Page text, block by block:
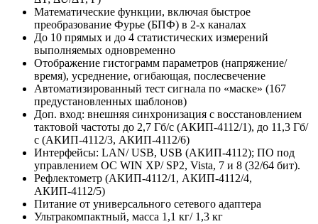
Математические функции, включая быстрое
преобразование Фурье (БПФ) в 2-х каналах
До 10 прямых и до 4 статистических измерений
выполняемых одновременно
Отображение гистограмм параметров (напряжение/
время), усреднение, огибающая, послесвечение
Автоматизированный тест сигнала по «маске» (167
предустановленных шаблонов)
Доп. вход: внешняя синхронизация с восстановлением
тактовой частоты до 2,7 Гб/с (АКИП-4112/1), до 11,3 Гб/
с (АКИП-4112/3, АКИП-4112/6)
Интерфейсы: LAN/ USB, USB (АКИП-4112); ПО под
управлением ОС WIN XP/ SP2, Vista, 7 и 8 (32/64 бит).
Рефлектометр (АКИП-4112/1, АКИП-4112/4,
АКИП-4112/5)
Питание от универсального сетевого адаптера
Ультракомпактный, масса 1,1 кг/ 1,3 кг